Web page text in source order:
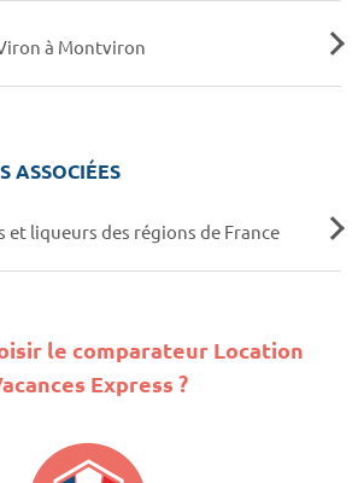
à Montviron
ASSOCIÉES
et liqueurs des régions de France
le comparateur Location
Express ?